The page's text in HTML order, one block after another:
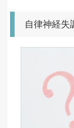
自律神経失